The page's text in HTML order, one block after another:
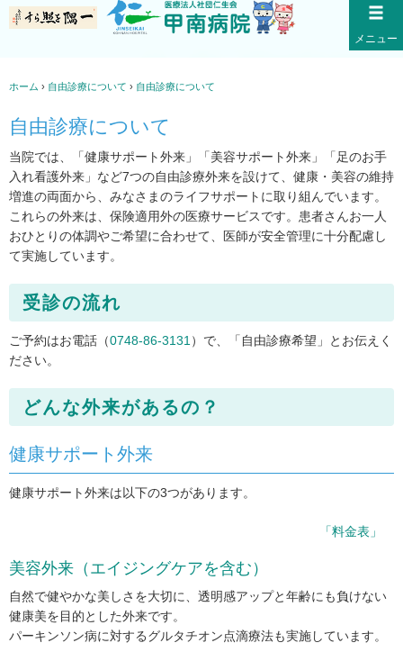
メニュー
自由診療について
ホーム › 自由診療について › 自由診療について
自由診療について
当院では、「健康サポート外来」「美容サポート外来」「足のお手
入れ看護外来」など7つの自由診療外来を設けて、健康・美容の維持
増進の両面から、みなさまのライフサポートに取り組んでいます。
これらの外来は、保険適用外の医療サービスです。患者さんお一人
おひとりの体調やご希望に合わせて、医師が安全管理に十分配慮し
て実施しています。
受診の流れ
ご予約はお電話（0748-86-3131 ）で、「自由診療希望」とお伝えく
ださい。
どんな外来があるの？
健康サポート外来
健康サポート外来は以下の3つがあります。
「料金表」
美容外来（エイジングケアを含む）
自然で健やかな美しさを大切に、透明感アップと年齢にも負けない
健康美を目的とした外来です。
パーキンソン病に対するグルタチオン点滴療法も実施しています。